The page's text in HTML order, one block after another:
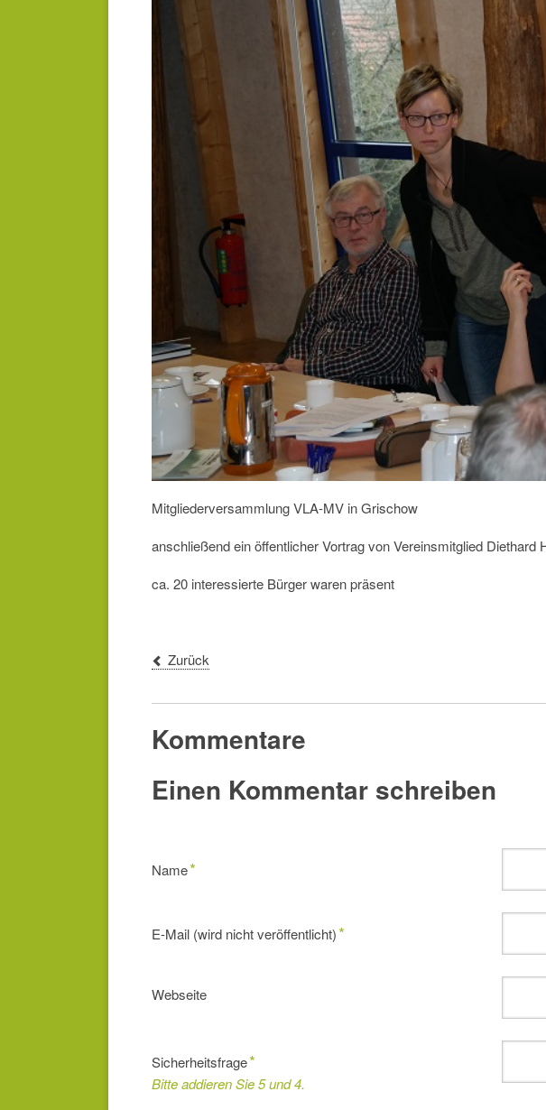
Mitgliederversammlung VLA-MV in Grischow
anschließend ein öffentlicher Vortrag von Vereinsmitglied
ca. 20 interessierte Bürger waren präsent
Zurück
Kommentare
Einen Kommentar schreiben
Pflichtfeld
Name*
Pflichtfeld
E-Mail (wird nicht veröffentlicht)*
Webseite
Pflichtfeld
Sicherheitsfrage*
Bitte addieren Sie 5 und 4.